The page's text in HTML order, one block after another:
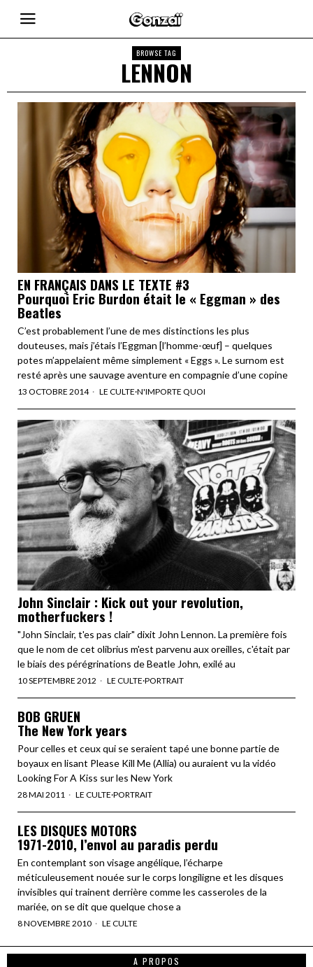
BROWSE TAG
LENNON
EN FRANÇAIS DANS LE TEXTE #3
Pourquoi Eric Burdon était le « Eggman » des
Beatles
C’est probablement l’une de mes distinctions les plus
douteuses, mais j’étais l’Eggman [l’homme-œuf] – quelques
potes m’appelaient même simplement « Eggs ». Le surnom est
resté après une sauvage aventure en compagnie d’une copine
13 OCTOBRE 2014 LE CULTE·N'IMPORTE QUOI
John Sinclair : Kick out your revolution,
motherfuckers !
"John Sinclair, t'es pas clair" dixit John Lennon. La première fois
que le nom de cet olibrius m'est parvenu aux oreilles, c'était par
le biais des pérégrinations de Beatle John, exilé au
10 SEPTEMBRE 2012 LE CULTE·PORTRAIT
BOB GRUEN
The New York years
Pour celles et ceux qui se seraient tapé une bonne partie de
boyaux en lisant Please Kill Me (Allia) ou auraient vu la vidéo
Looking For A Kiss sur les New York
28 MAI 2011 LE CULTE·PORTRAIT
LES DISQUES MOTORS
1971-2010, l’envol au paradis perdu
En contemplant son visage angélique, l’écharpe
méticuleusement nouée sur le corps longiligne et les disques
invisibles qui trainent derrière comme les casseroles de la
mariée, on se dit que quelque chose a
8 NOVEMBRE 2010 LE CULTE
A PROPOS